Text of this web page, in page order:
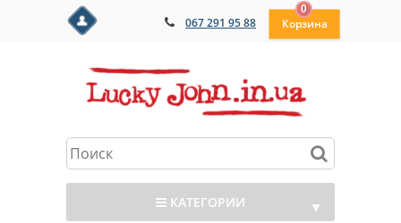
067 291 95 88
0
КАТЕГОРИИ ▼